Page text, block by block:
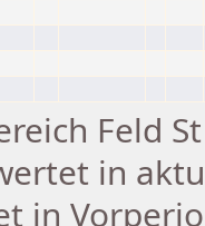
Feld
in
in